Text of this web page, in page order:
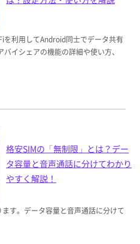
利用してAndroid同士でデータ共有
イシェアの機能の詳細や使い方、
格安SIMの「無制限」とは？デー
タ容量と音声通話に分けてわかり
やすく解説！
す。データ容量と音声通話に分けて